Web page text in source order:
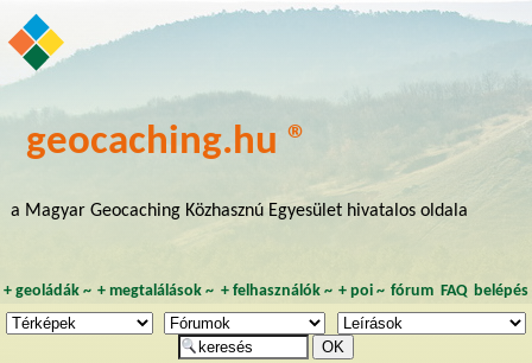
geocaching.hu ®
a Magyar Geocaching Közhasznú Egyesület hivatalos oldala
+ geoládák~ +megtalálások ~ + felhasználók~ + poi~ fórum FAQ belépés